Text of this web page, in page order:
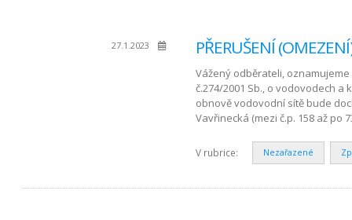
27.1.2023 PŘERUŠENÍ
Vážený odběrateli,
č.274/2001 Sb., o vodovodech
obnově vodovodní sítě bude
Vavřinecká (mezi č.p. 158 až po
V rubrice: Nezařazené